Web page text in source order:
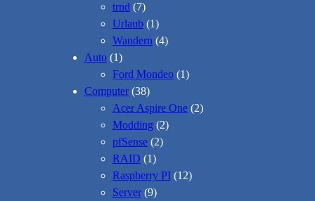
trnd(7)
Urlaub(1)
Wandern(4)
Auto(1)
Ford Mondeo(1)
Computer(38)
Acer Aspire One(2)
Modding(2)
pfSense(2)
RAID (1)
Raspberry PI(12)
Server(9)